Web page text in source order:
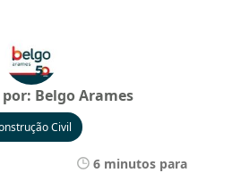
Belgo Arames
Civil
6 minutos para